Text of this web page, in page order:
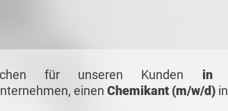
für unseren Kunden in
einen Chemikant (m/w/d)